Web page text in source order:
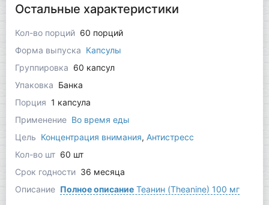
Остальные характеристики
Кол-во порций 60 порций
Форма выпуска Капсулы
Группировка 60 капсул
Упаковка Банка
Порция 1 капсула
Применение Во время еды
Цель Концентрация внимания, Антистресс
Кол-во шт 60 шт
Срок годности 36 месяца
Описание Полное описаниеТеанин (Theanine) 100 мг